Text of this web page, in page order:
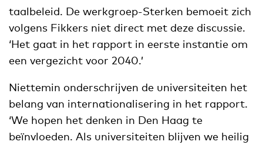
taalbeleid. De werkgroep-Sterken bemoeit zich
volgens Fikkers niet direct met deze discussie.
‘Het gaat in het rapport in eerste instantie om
een vergezicht voor 2040.’
Niettemin onderschrijven de universiteiten het
belang van internationalisering in het rapport.
‘We hopen het denken in Den Haag te
beïnvloeden. Als universiteiten blijven we heilig